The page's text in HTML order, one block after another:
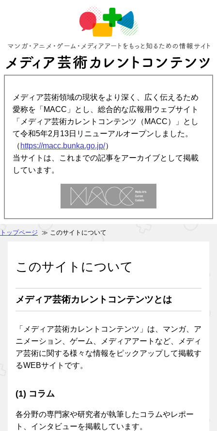
メディア芸術領域の現状をより深く、広く伝えるため
愛称を「MACC」とし、総合的な広報用ウェブサイト
「メディア芸術カレントコンテンツ（MACC）」とし
て令和5年2月13日リニューアルオープンしました。
（ https://macc.bunka.go.jp/）
当サイトは、これまでの記事をアーカイブとして掲載
しています。
トップページ ≫ このサイトについて
このサイトについて
メディア芸術カレントコンテンツとは
「メディア芸術カレントコンテンツ」は、マンガ、ア
ニメーション、ゲーム、メディアアートなど、メディ
ア芸術に関する様々な情報をピックアップして掲載す
るWEBサイトです。
(1) コラム
各分野の専門家や研究者が執筆したコラムやレポー
ト、インタビューを掲載しています。